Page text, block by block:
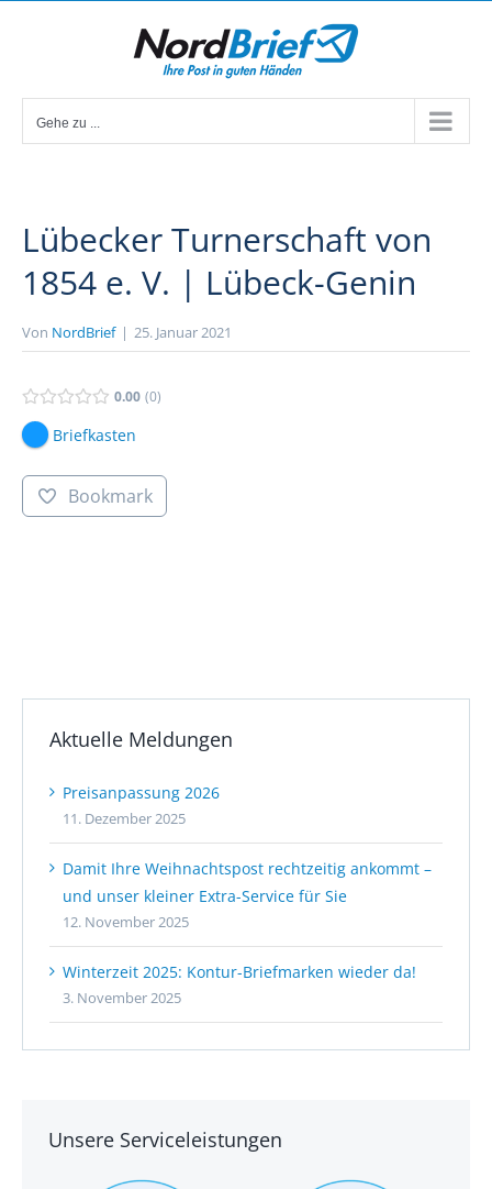
Gehe zu ...
Lübecker Turnerschaft von
1854 e. V. | Lübeck-Genin
Von NordBrief | 25. Januar 2021
0.00 0
Briefkasten
Bookmark
Aktuelle Meldungen
Preisanpassung 2026
11. Dezember 2025
Damit Ihre Weihnachtspost rechtzeitig ankommt –
und unser kleiner Extra-Service für Sie
12. November 2025
Winterzeit 2025: Kontur-Briefmarken wieder da!
3. November 2025
Unsere Serviceleistungen